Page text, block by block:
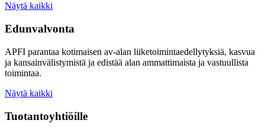
Näytä kaikki
Edunvalvonta
APFI parantaa kotimaisen av-alan liiketoimintaedellytyksiä, kasvua
ja kansainvälistymistä ja edistää alan ammattimaista ja vastuullista
toimintaa.
Näytä kaikki
Tuotantoyhtiöille